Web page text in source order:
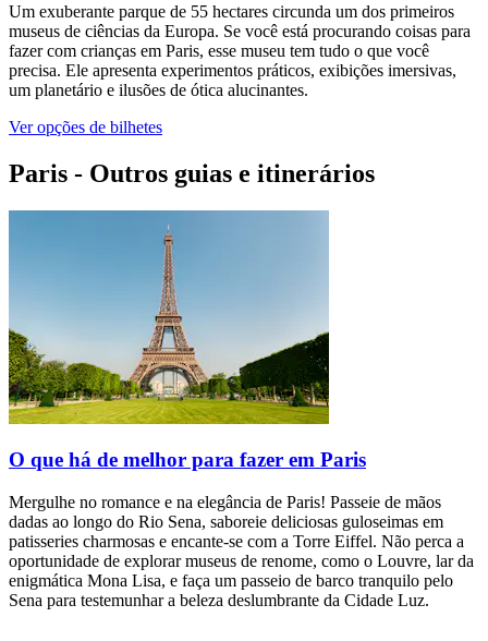
Um exuberante parque de 55 hectares circunda um dos primeiros
museus de ciências da Europa. Se você está procurando coisas para
fazer com crianças em Paris, esse museu tem tudo o que você
precisa. Ele apresenta experimentos práticos, exibições imersivas,
um planetário e ilusões de ótica alucinantes.
Ver opções de bilhetes
Paris - Outros guias e itinerários
O que há de melhor para fazer em Paris
Mergulhe no romance e na elegância de Paris! Passeie de mãos
dadas ao longo do Rio Sena, saboreie deliciosas guloseimas em
patisseries charmosas e encante-se com a Torre Eiffel. Não perca a
oportunidade de explorar museus de renome, como o Louvre, lar da
enigmática Mona Lisa, e faça um passeio de barco tranquilo pelo
Sena para testemunhar a beleza deslumbrante da Cidade Luz.